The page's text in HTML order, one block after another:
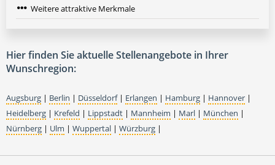
Weitere attraktive Merkmale
Hier finden Sie aktuelle Stellenangebote in Ihrer
Wunschregion:
Augsburg | Berlin | Düsseldorf| Erlangen | Hamburg | Hannover |
Heidelberg | Krefeld | Lippstadt | Mannheim | Marl | München |
Nürnberg | Ulm | Wuppertal | Würzburg |